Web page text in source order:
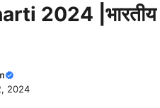
2024 |भारतीय
2024